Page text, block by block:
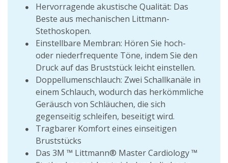
Hervorragende akustische Qualität: Das
Beste aus mechanischen Littmann-
Stethoskopen.
Einstellbare Membran: Hören Sie hoch-
oder niederfrequente Töne, indem Sie den
Druck auf das Bruststück leicht einstellen.
Doppellumenschlauch: Zwei Schallkanäle in
einem Schlauch, wodurch das herkömmliche
Geräusch von Schläuchen, die sich
gegenseitig schleifen, beseitigt wird.
Tragbarer Komfort eines einseitigen
Bruststücks
Das 3M ™ Littmann® Master Cardiology ™